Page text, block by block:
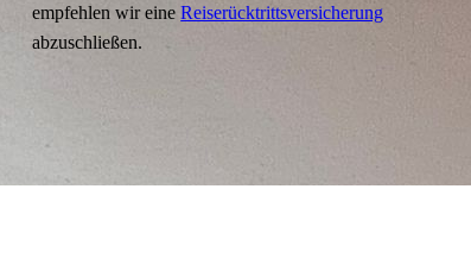
empfehlen wir eineReiserücktrittsversicherung
abzuschließen.